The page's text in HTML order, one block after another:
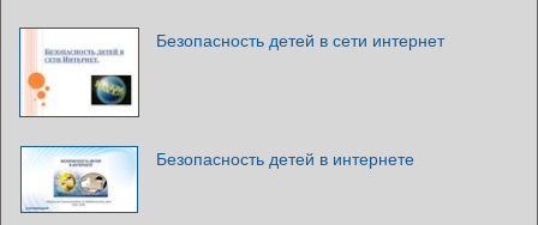
Безопасность детей в сети интернет
Безопасность детей в интернете